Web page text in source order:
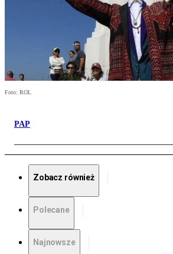
Foto: ROL
PAP
Zobacz również
Polecane
Najnowsze